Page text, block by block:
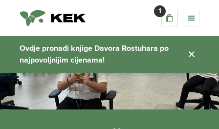
1
Ovdje pronađi knjige Davora Rostuhara po
najpovoljnijim cijenama!